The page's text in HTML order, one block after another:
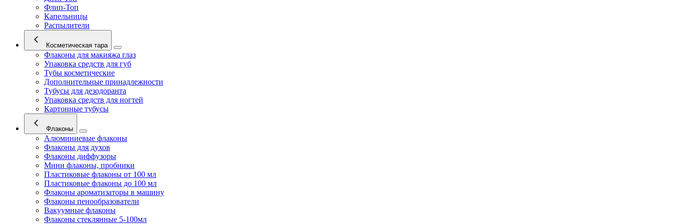
Флип-Топ
Капельницы
Распылители
Косметическая тара
Флаконы для макияжа глаз
Упаковка средств для губ
Тубы косметические
Дополнительные принадлежности
Тубусы для дезодоранта
Упаковка средств для ногтей
Картонные тубусы
Флаконы
Алюминиевые флаконы
Флаконы для духов
Флаконы диффузоры
Мини флаконы, пробники
Пластиковые флаконы от 100 мл
Пластиковые флаконы до 100 мл
Флаконы ароматизаторы в машину
Флаконы пенообразователи
Вакуумные флаконы
Флаконы стеклянные 5-100мл